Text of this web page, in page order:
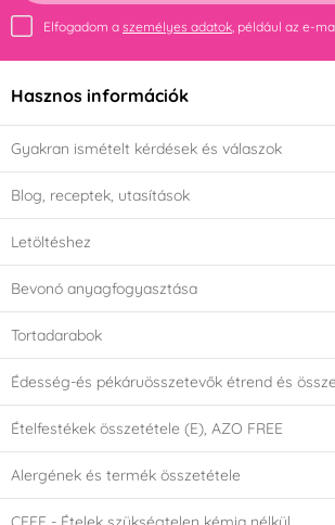
Elfogadom a személyes adatok , például az e-
Hasznos információk
Gyakran ismételt kérdések és válaszok
Blog, receptek, utasítások
Letöltéshez
Bevonó anyagfogyasztása
Tortadarabok
Édesség-és pékáruösszetevők étrend és
Ételfestékek összetétele (E), AZO FREE
Alergének és termék összetétele